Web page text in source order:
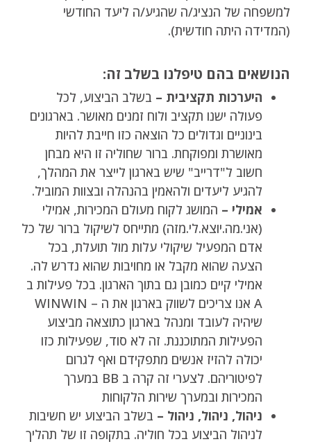
למשפחה של הנציג/ה שהגיע/ה ליעד החודשי
(המדידה היתה חודשית).
הנושאים בהם טיפלנו בשלב זה:
היערכות תקציבית – בשלב הביצוע, לכל
פעולה ישנו תקציב ולוח זמנים מאושר. בארגונים
בינוניים וגדולים כל הוצאה כזו חייבת להיות
מאושרת ומפוקחת. ברור שחוליה זו היא מבחן
חשוב ל"דרייב" שיש בארגון לייצר את המהלך,
להגיע ליעדים ולהאמין בהנהלה ובצוות המוביל.
אמילי – המושג לקוח מעולם המכירות, אמילי
(אני.מה.יוצא.לי.מזה) מתייחס לשיקול ברור של כל
אדם המפעיל שיקולי עלות מול תועלת, בכל
הצעה שהוא מקבל או מחויבות שהוא נדרש לה.
אמילי קיים כמובן גם בתוך הארגון. בכל פעילות ב
A אנו צריכים לשווק בארגון את ה – WINWIN
שיהיה לעובד ומנהל בארגון כתוצאה מביצוע
הפעילות המתוכננת. זה לא סוד, שפעילות כזו
יכולה להזיז אנשים מתפקידם ואף לגרום
לפיטוריהם. לצערי זה קרה ב BB במערך
המכירות ובמערך שירות הלקוחות
ניהול, ניהול, ניהול – בשלב הביצוע יש חשיבות
לניהול הביצוע בכל חוליה. בתקופה זו של תהליך